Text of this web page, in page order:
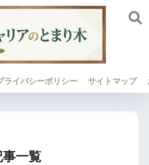
ライバシーポリシー サイトマップ
事一覧